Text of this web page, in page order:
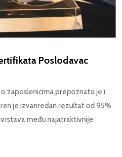
Poslodavac
zaposlenicima prepoznato je i
je izvanredan rezultat od 95%
među najatraktivnije